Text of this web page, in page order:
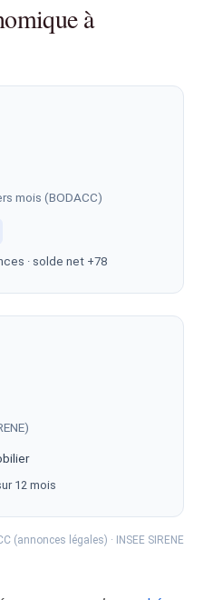
à
mois (BODACC)
· solde net +78
12 mois
(annonces légales) · INSEE SIRENE